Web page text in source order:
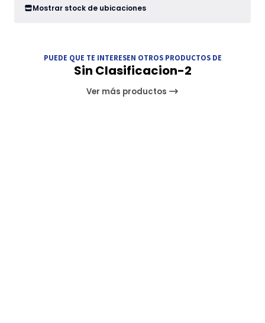
Mostrar stock de ubicaciones
PUEDE QUE TE INTERESEN OTROS PRODUCTOS DE
Sin Clasificacion-2
Ver más productos